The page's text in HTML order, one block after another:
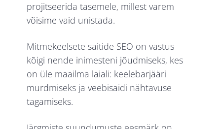
projitseerida tasemele, millest varem
võisime vaid unistada.
Mitmekeelsete saitide SEO on vastus
kõigi nende inimesteni jõudmiseks, kes
on üle maailma laiali: keelebarjääri
murdmiseks ja veebisaidi nähtavuse
tagamiseks.